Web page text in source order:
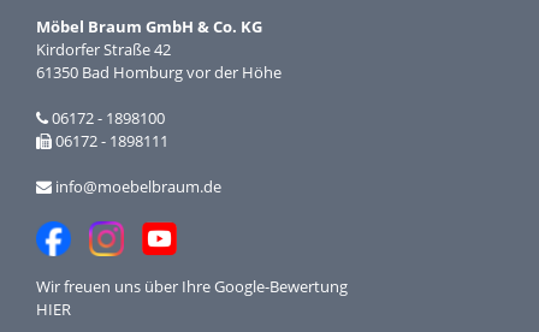
Möbel Braum GmbH & Co. KG
Kirdorfer Straße 42
61350 Bad Homburg vor der Höhe
06172 - 1898100
06172 - 1898111
info@moebelbraum.de
Wir freuen uns über IhreGoogle-Bewertung
HIER